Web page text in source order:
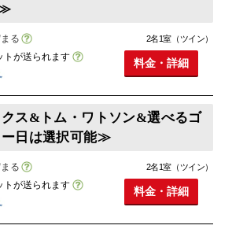
≫
る
トが送られます
2名1室（ツイン）
料金・詳細
ス&トム・ワトソン&選べるゴ
日は選択可能≫
る
トが送られます
2名1室（ツイン）
料金・詳細